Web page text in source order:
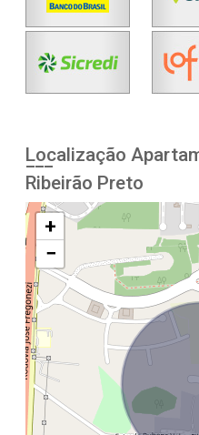
Localização
Ribeirão Preto
+
−